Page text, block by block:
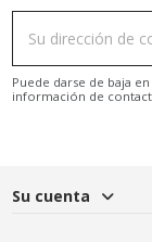
Puede darse de baja
información de
Su cuenta